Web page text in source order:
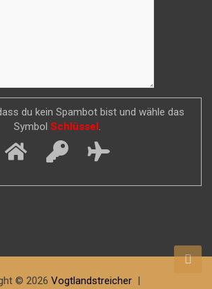
du kein Spambot bist und wähle das
Symbol Schlüssel.
© 2026 Vogtlandstreicher